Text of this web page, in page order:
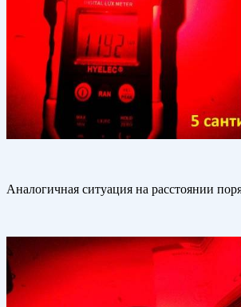
Аналогичная ситуация на расстоянии